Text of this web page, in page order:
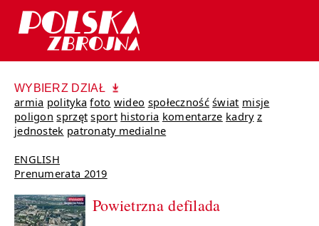
WYBIERZ DZIAŁ
armia polityka foto wideo społeczność świat misje
poligon sprzęt sport historia komentarze kadry z
jednostek patronaty medialne
ENGLISH
Prenumerata 2019
Powietrzna defilada